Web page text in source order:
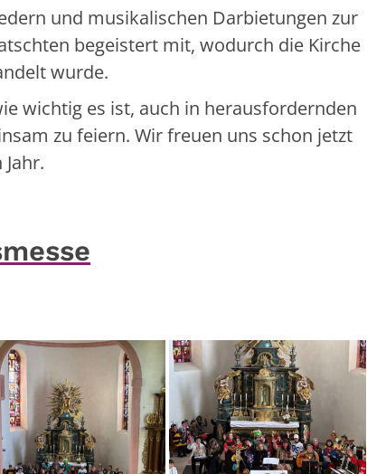
und musikalischen Darbietungen zur
begeistert mit, wodurch die Kirche
wurde.
wichtig es ist, auch in herausfordernden
zu feiern. Wir freuen uns schon jetzt